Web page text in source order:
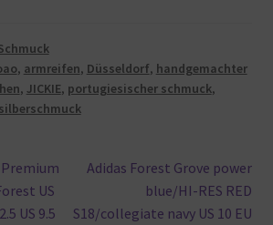
, armreifen, Düsseldorf, handgemachter
, JICKIE, portugiesischer schmuck,
silberschmuck
Premium
US
US 9.5
Nächster
Adidas Forest Grove power
blue/HI-RES RED
S18/collegiate navy US 10 EU